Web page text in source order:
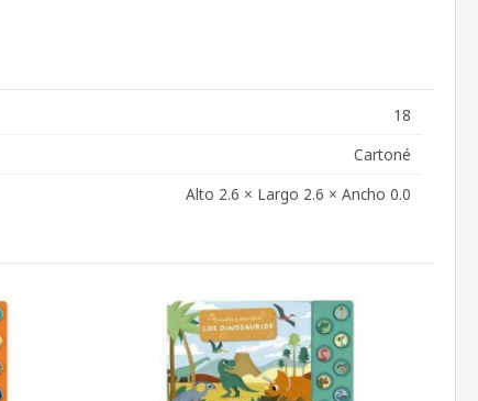
18
Cartoné
Alto 2.6 × Largo 2.6 × Ancho 0.0